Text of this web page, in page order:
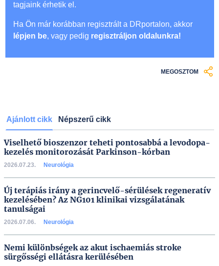
tagjaink érhetik el.
Ha Ön már korábban regisztrált a DRportalon, akkor
lépjen be, vagy pedig regisztráljon oldalunkra!
MEGOSZTOM
Ajánlott cikk Népszerű cikk
Viselhető bioszenzor teheti pontosabbá a levodopa-
kezelés monitorozását Parkinson-kórban
2026.07.23. Neurológia
Új terápiás irány a gerincvelő-sérülések regeneratív
kezelésében? Az NG101 klinikai vizsgálatának
tanulságai
2026.07.06. Neurológia
Nemi különbségek az akut ischaemiás stroke
sürgősségi ellátásra kerülésében